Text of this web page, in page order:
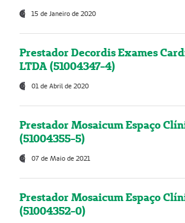
15 de Janeiro de 2020
Prestador Decordis Exames
LTDA (51004347-4)
01 de Abril de 2020
Prestador Mosaicum Espaço
(51004355-5)
07 de Maio de 2021
Prestador Mosaicum Espaço
(51004352-0)